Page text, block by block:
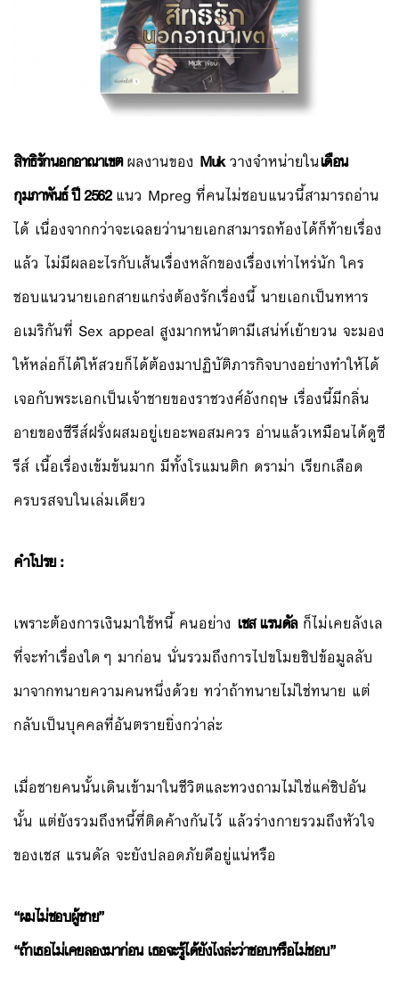
สิทธิรักนอกอาณาเขตผลงานของ Mukวางจำหน่ายในเดือน
กุมภาพันธ์ ปี 2562แนว Mpreg ที่คนไม่ชอบแนวนี้สามารถอ่าน
ได้ เนื่องจากกว่าจะเฉลยว่านายเอกสามารถท้องได้ก็ท้ายเรื่อง
แล้ว ไม่มีผลอะไรกับเส้นเรื่องหลักของเรื่องเท่าไหร่นัก ใคร
ชอบแนวนายเอกสายแกร่งต้องรักเรื่องนี้ นายเอกเป็นทหาร
อเมริกันที่ Sex appeal สูงมากหน้าตามีเสน่ห์เย้ายวน จะมอง
ให้หล่อก็ได้ให้สวยก็ได้ต้องมาปฏิบัติภารกิจบางอย่างทำให้ได้
เจอกับพระเอกเป็นเจ้าชายของราชวงศ์อังกฤษ เรื่องนี้มีกลิ่น
อายของซีรีส์ฝรั่งผสมอยู่เยอะพอสมควร อ่านแล้วเหมือนได้ดูซี
รีส์ เนื้อเรื่องเข้มข้นมาก มีทั้งโรแมนติก ดราม่า เรียกเลือด
ครบรสจบในเล่มเดียว
คำโปรย :
เพราะต้องการเงินมาใช้หนี้ คนอย่าง เชส แรนดัลก็ไม่เคยลังเล
ที่จะทำเรื่องใดๆ มาก่อน นั่นรวมถึงการไปขโมยชิปข้อมูลลับ
มาจากทนายความคนหนึ่งด้วย ทว่าถ้าทนายไม่ใช่ทนาย แต่
กลับเป็นบุคคลที่อันตรายยิ่งกว่าล่ะ
เมื่อชายคนนั้นเดินเข้ามาในชีวิตและทวงถามไม่ใช่แค่ชิปอัน
นั้น แต่ยังรวมถึงหนี้ที่ติดค้างกันไว้ แล้วร่างกายรวมถึงหัวใจ
ของเชส แรนดัล จะยังปลอดภัยดีอยู่แน่หรือ
“ผมไม่ชอบผู้ชาย”
“ถ้าเธอไม่เคยลองมาก่อน เธอจะรู้ได้ยังไงล่ะว่าชอบหรือไม่ชอบ”